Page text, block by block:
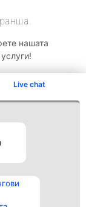
Live chat
нашата